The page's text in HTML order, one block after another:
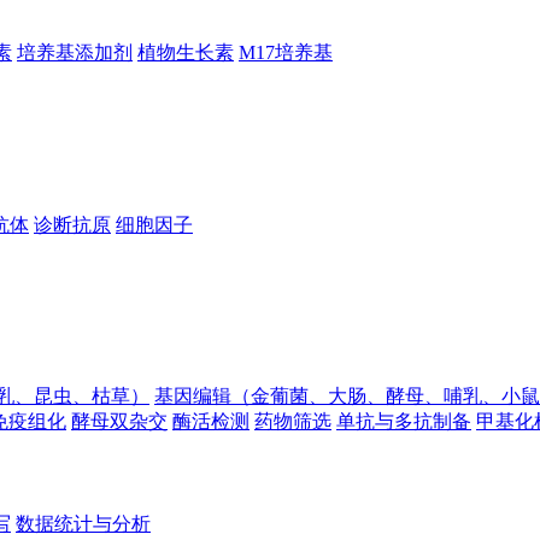
培养基添加剂 植物生长素 M17培养基
体 诊断抗原 细胞因子
、昆虫、枯草）
基因编辑（金葡菌、大肠、酵母、哺乳、小
疫组化 酵母双杂交 酶活检测 药物筛选 单抗与多抗制备 甲基化
数据统计与分析